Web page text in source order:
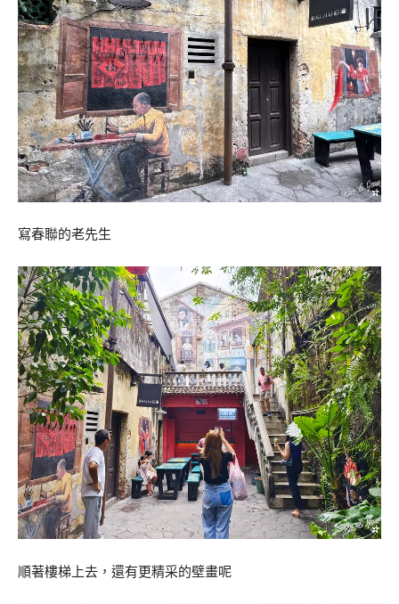
寫春聯的老先生
順著樓梯上去，還有更精采的壁畫呢